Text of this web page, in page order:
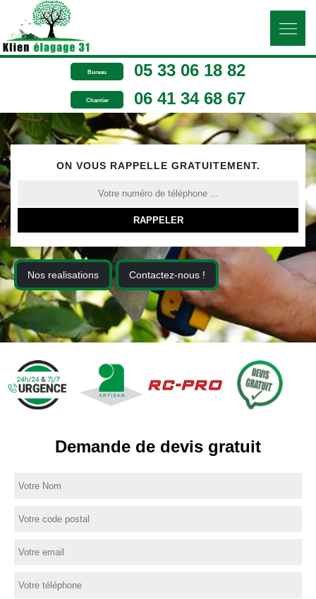
Bureau 05 33 06 18 82
Chantier 06 41 34 68 67
ON VOUS RAPPELLE GRATUITEMENT.
Nos realisations Contactez-nous !
Demande de devis gratuit